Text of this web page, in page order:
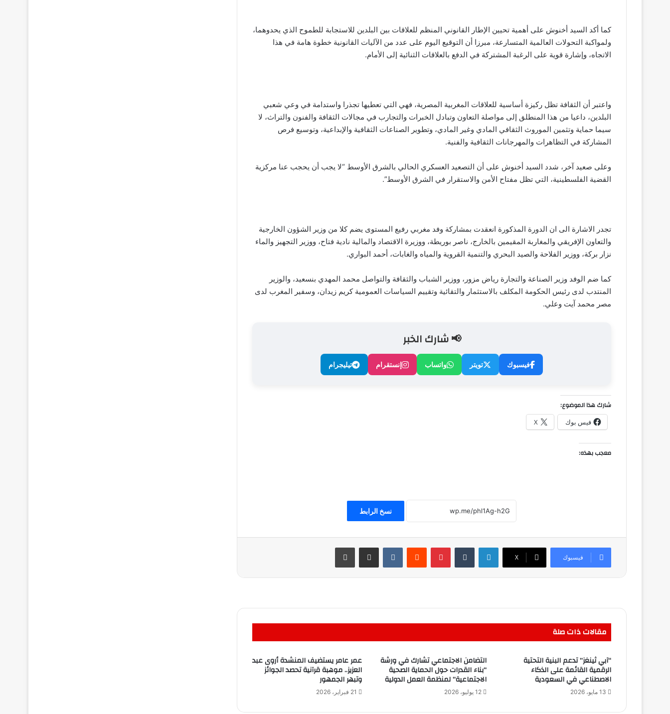
كما أكد السيد أخنوش على أهمية تحيين الإطار القانوني المنظم للعلاقات بين البلدين للاستجابة للطموح الذي يحدوهما،
ولمواكبة التحولات العالمية المتسارعة، مبرزا أن التوقيع اليوم على عدد من الآليات القانونية خطوة هامة في هذا
الاتجاه، وإشارة قوية على الرغبة المشتركة في الدفع بالعلاقات الثنائية إلى الأمام.
واعتبر أن الثقافة تظل ركيزة أساسية للعلاقات المغربية المصرية، فهي التي تعطيها تجذرا واستدامة في وعي شعبي
البلدين، داعيا من هذا المنطلق إلى مواصلة التعاون وتبادل الخبرات والتجارب في مجالات الثقافة والفنون والتراث، لا
سيما حماية وتثمين الموروث الثقافي المادي وغير المادي، وتطوير الصناعات الثقافية والإبداعية، وتوسيع فرص
المشاركة في التظاهرات والمهرجانات الثقافية والفنية.
وعلى صعيد آخر، شدد السيد أخنوش على أن التصعيد العسكري الحالي بالشرق الأوسط “لا يجب أن يحجب عنا مركزية
القضية الفلسطينية، التي تظل مفتاح الأمن والاستقرار في الشرق الأوسط”.
تجدر الاشارة الى ان الدورة المذكورة انعقدت بمشاركة وفد مغربي رفيع المستوى يضم كلا من وزير الشؤون الخارجية
والتعاون الإفريقي والمغاربة المقيمين بالخارج، ناصر بوريطة، ووزيرة الاقتصاد والمالية نادية فتاح، ووزير التجهيز والماء
نزار بركة، ووزير الفلاحة والصيد البحري والتنمية القروية والمياه والغابات، أحمد البواري.
كما ضم الوفد وزير الصناعة والتجارة رياض مزور، ووزير الشباب والثقافة والتواصل محمد المهدي بنسعيد، والوزير
المنتدب لدى رئيس الحكومة المكلف بالاستثمار والتقائية وتقييم السياسات العمومية كريم زيدان، وسفير المغرب لدى
مصر محمد آيت وعلي.
📢 شارك الخبر
فيسبوك تويتر واتساب إنستقرام تيليجرام
شارك هذا الموضوع:
فيس بوك X
معجب بهذه:
نسخ الرابط
فيسبوك ‫X
لينكدإن بينتيريست مشاركة عبر البريد طباعة
مقالات ذات صلة
“آبي ثينغز” تدعم البنية التحتية
الرقمية القائمة على الذكاء
الاصطناعي في السعودية
13 مايو، 2026
التضامن الاجتماعي تشارك في ورشة
“بناء القدرات حول الحماية الصحية
الاجتماعية” لمنظمة العمل الدولية
12 يوليو، 2026
عمر عامر يستضيف المنشدة أروى عبد
العزيز.. موهبة قرآنية تحصد الجوائز
وتبهر الجمهور
21 فبراير، 2026